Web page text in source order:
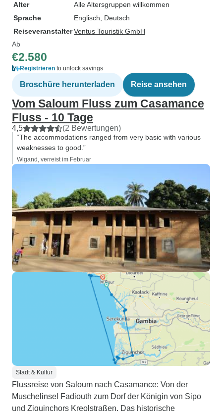
Alter
Alle Altersgruppen willkommen
Sprache
Englisch, Deutsch
ReiseveranstalterVentus Touristik GmbH
Ab
€2.580
Registrieren to unlock savings
Broschüre herunterladen Reise ansehen
Vom Saloum Fluss zum Casamance
Fluss - 10 Tage
4,5 (2 Bewertungen)
“The accommodations ranged from very basic with various
weaknesses to good.”
Wigand, verreist im Februar
Stadt & Kultur
Flussreise von Saloum nach Casamance: Von der
Muschelinsel Fadiouth zum Dorf der Königin von Sipo
und Ziguinchors Kreolstraßen. Das historische